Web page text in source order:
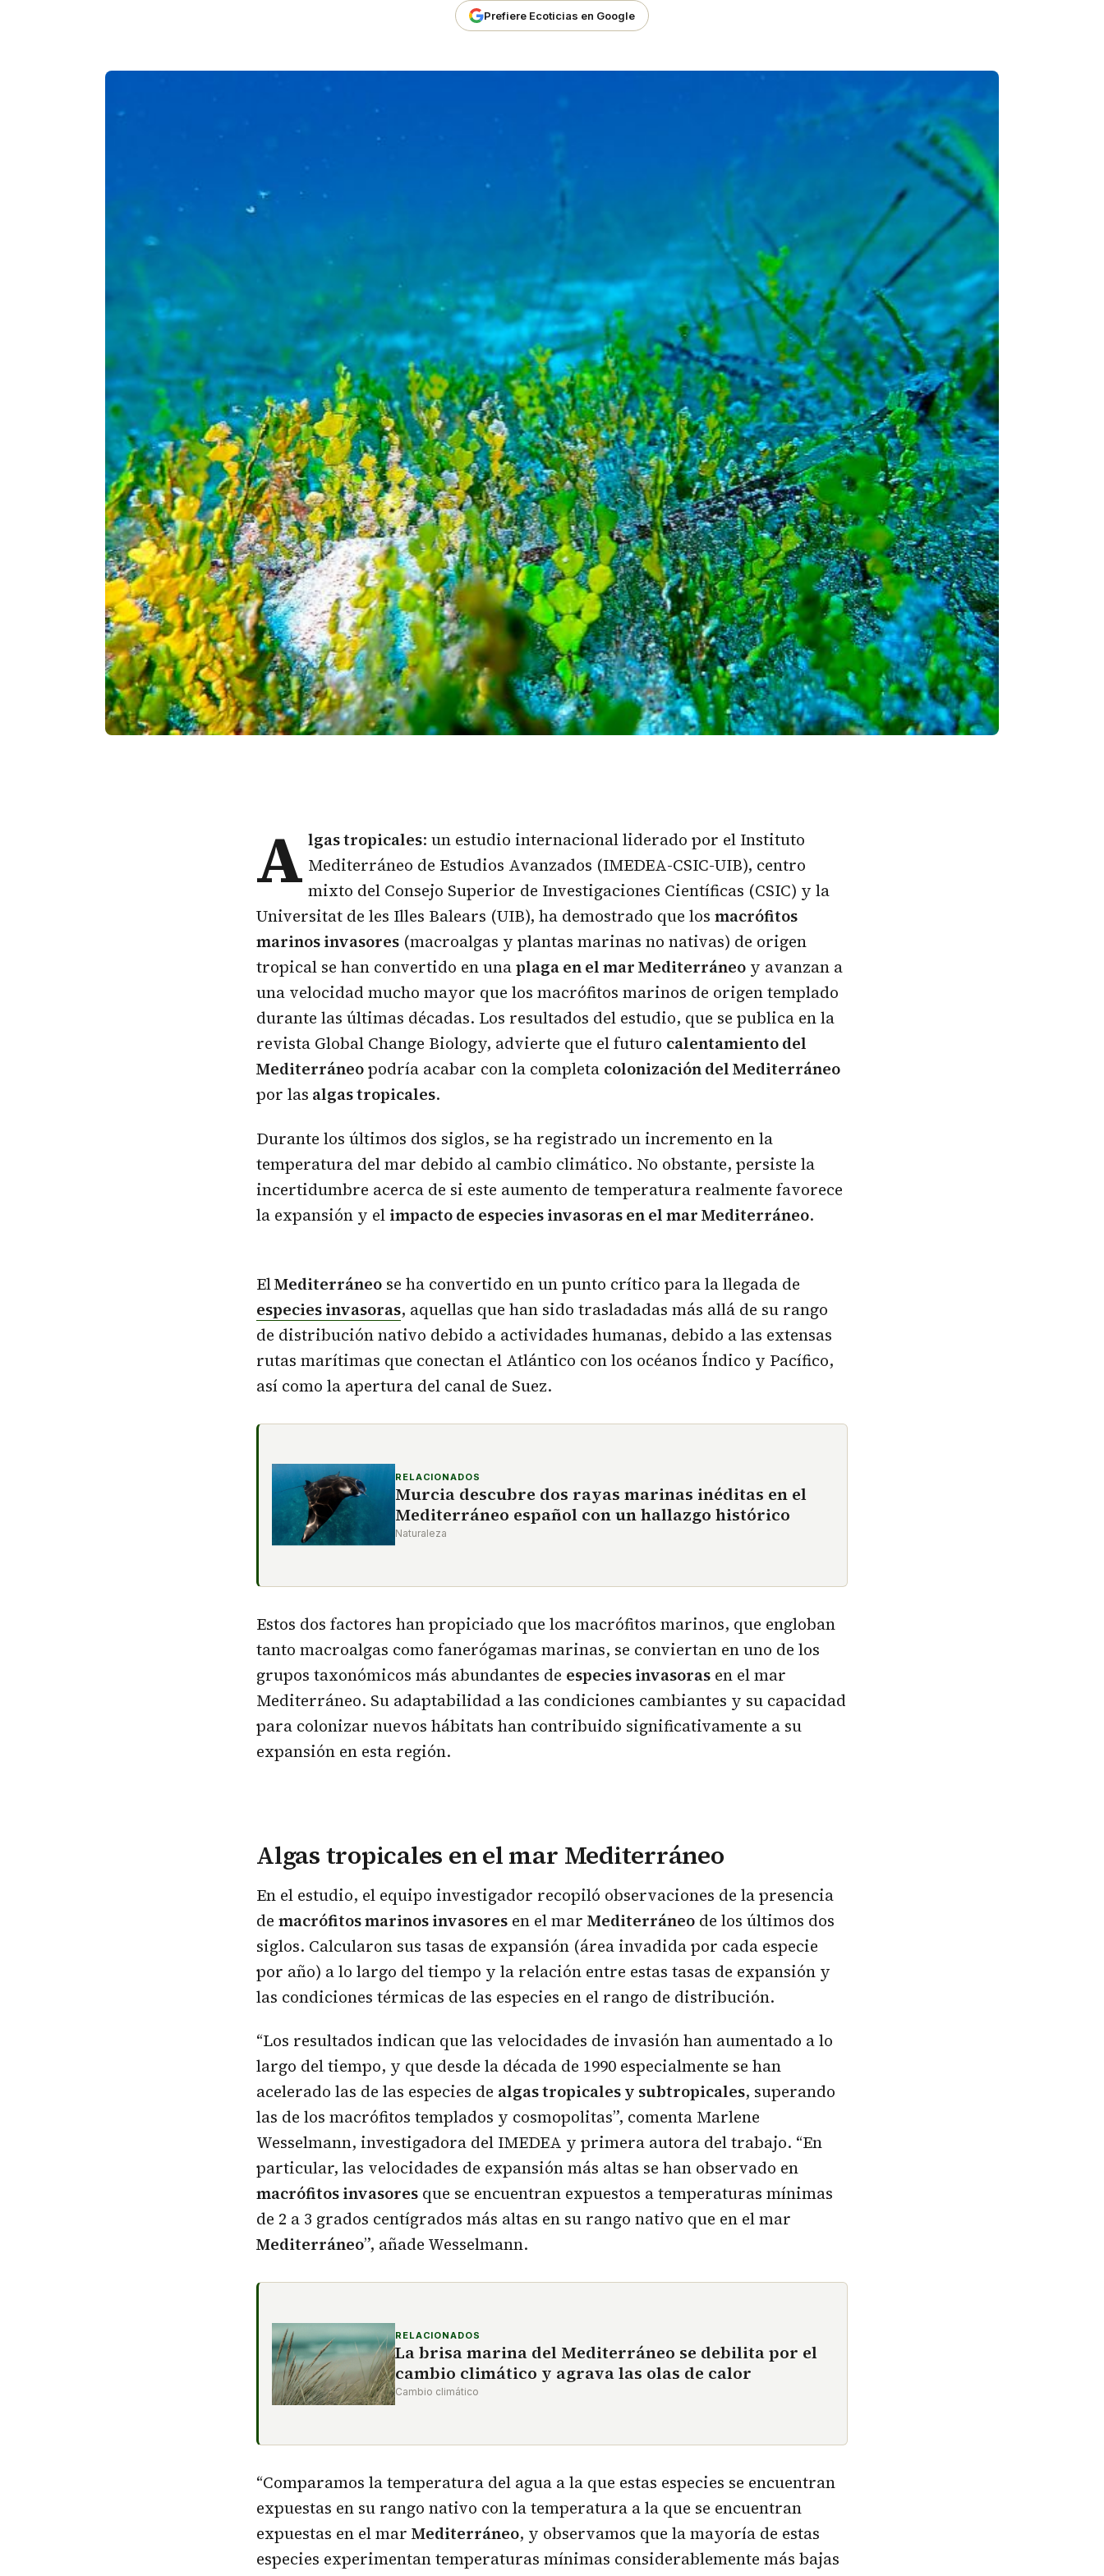
Prefiere Ecoticias en Google
A lgas tropicales: un estudio internacional liderado por el Instituto
Mediterráneo de Estudios Avanzados (IMEDEA-CSIC-UIB), centro
mixto del Consejo Superior de Investigaciones Científicas (CSIC) y la
Universitat de les Illes Balears (UIB), ha demostrado que los macrófitos
marinos invasores (macroalgas y plantas marinas no nativas) de origen
tropical se han convertido en unaplaga en el mar Mediterráneo y avanzan a
una velocidad mucho mayor que los macrófitos marinos de origen templado
durante las últimas décadas. Los resultados del estudio, que se publica en la
revista Global Change Biology, advierte que el futuro calentamiento del
Mediterráneopodría acabar con la completa colonización del Mediterráneo
por las algas tropicales.
Durante los últimos dos siglos, se ha registrado un incremento en la
temperatura del mar debido al cambio climático. No obstante, persiste la
incertidumbre acerca de si este aumento de temperatura realmente favorece
la expansión y el impacto de especies invasoras en el mar Mediterráneo.
ElMediterráneo se ha convertido en un punto crítico para la llegada de
especies invasoras, aquellas que han sido trasladadas más allá de su rango
de distribución nativo debido a actividades humanas, debido a las extensas
rutas marítimas que conectan el Atlántico con los océanos Índico y Pacífico,
así como la apertura del canal de Suez.
RELACIONADOS
Murcia descubre dos rayas marinas inéditas en el
Mediterráneo español con un hallazgo histórico
Naturaleza
Estos dos factores han propiciado que los macrófitos marinos, que engloban
tanto macroalgas como fanerógamas marinas, se conviertan en uno de los
grupos taxonómicos más abundantes de especies invasoras en el mar
Mediterráneo. Su adaptabilidad a las condiciones cambiantes y su capacidad
para colonizar nuevos hábitats han contribuido significativamente a su
expansión en esta región.
Algas tropicales en el mar Mediterráneo
En el estudio, el equipo investigador recopiló observaciones de la presencia
de macrófitos marinos invasores en el mar Mediterráneo de los últimos dos
siglos. Calcularon sus tasas de expansión (área invadida por cada especie
por año) a lo largo del tiempo y la relación entre estas tasas de expansión y
las condiciones térmicas de las especies en el rango de distribución.
“Los resultados indican que las velocidades de invasión han aumentado a lo
largo del tiempo, y que desde la década de 1990 especialmente se han
acelerado las de las especies de algas tropicales y subtropicales, superando
las de los macrófitos templados y cosmopolitas”, comenta Marlene
Wesselmann, investigadora del IMEDEA y primera autora del trabajo. “En
particular, las velocidades de expansión más altas se han observado en
macrófitos invasores que se encuentran expuestos a temperaturas mínimas
de 2 a 3 grados centígrados más altas en su rango nativo que en el mar
Mediterráneo”, añade Wesselmann.
RELACIONADOS
La brisa marina del Mediterráneo se debilita por el
cambio climático y agrava las olas de calor
Cambio climático
“Comparamos la temperatura del agua a la que estas especies se encuentran
expuestas en su rango nativo con la temperatura a la que se encuentran
expuestas en el mar Mediterráneo, y observamos que la mayoría de estas
especies experimentan temperaturas mínimas considerablemente más bajas